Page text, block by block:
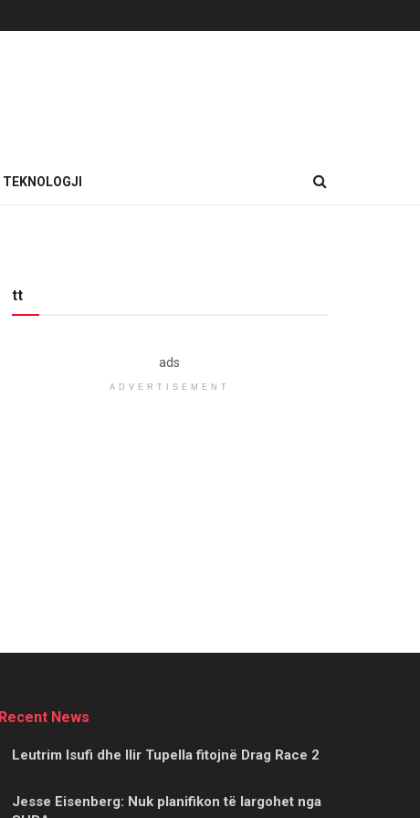
TEKNOLOGJI
tt
ads
ADVERTISEMENT
Recent News
Leutrim Isufi dhe Ilir Tupella fitojnë Drag Race 2
Jesse Eisenberg: Nuk planifikon të largohet nga